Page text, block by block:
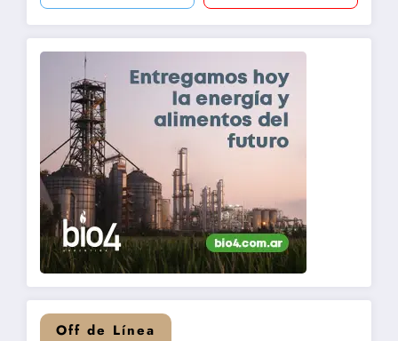
Off de Línea